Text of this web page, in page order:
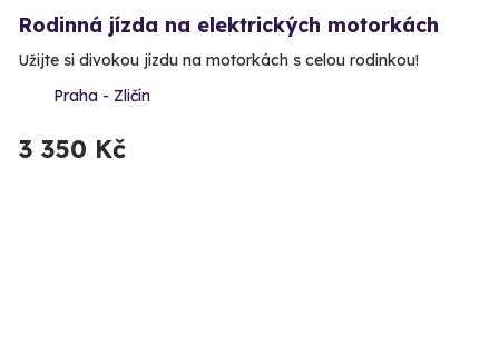
Rodinná jízda na elektrických motorkách
Užijte si divokou jízdu na motorkách s celou rodinkou!
Praha - Zličín
3 350 Kč